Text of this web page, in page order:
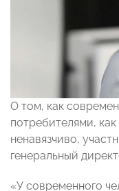
О том, как
потребителями,
ненавязчиво,
генеральный
«У современного